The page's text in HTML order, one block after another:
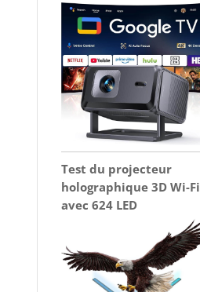
Test du projecteur
holographique 3D Wi-Fi
avec 624 LED